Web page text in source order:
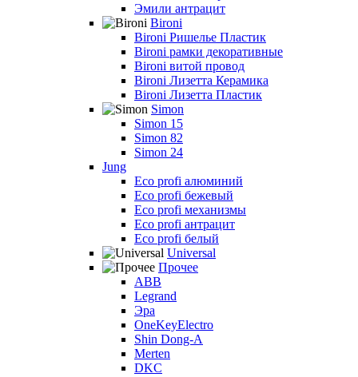
Эмили антрацит
Bironi
Bironi Ришелье Пластик
Bironi рамки декоративные
Bironi витой провод
Bironi Лизетта Керамика
Bironi Лизетта Пластик
Simon
Simon 15
Simon 82
Simon 24
Jung
Eco profi алюминий
Eco profi бежевый
Eco profi механизмы
Eco profi антрацит
Eco profi белый
Universal
Прочее
ABB
Legrand
Эра
OneKeyElectro
Shin Dong-A
Merten
DKC